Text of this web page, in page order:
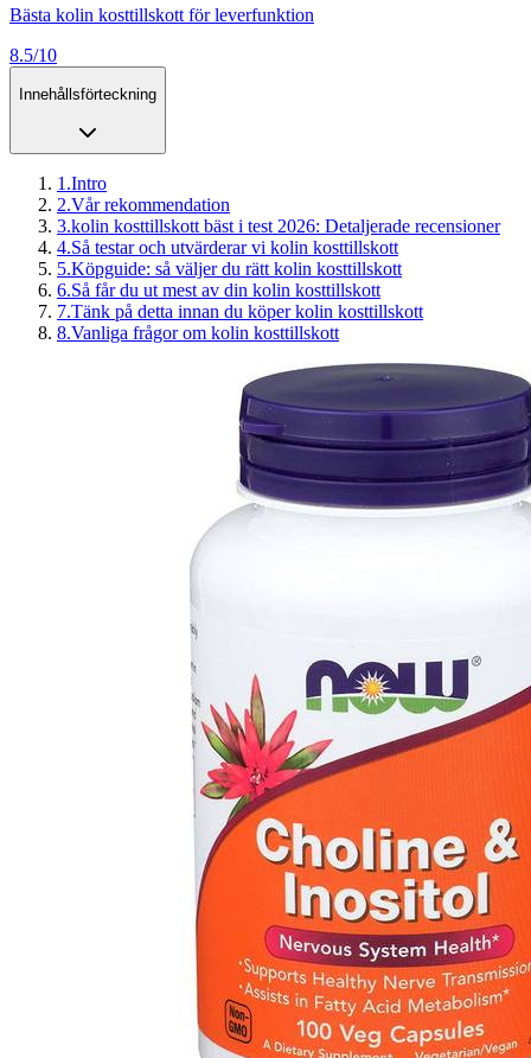
Bästa kolin kosttillskott för leverfunktion
8.5/10
Innehållsförteckning
1 .Intro
2.Vår rekommendation
3.kolin kosttillskott bäst i test 2026: Detaljerade recensioner
4.Så testar och utvärderar vi kolin kosttillskott
5.Köpguide: så väljer du rätt kolin kosttillskott
6.Så får du ut mest av din kolin kosttillskott
7.Tänk på detta innan du köper kolin kosttillskott
8.Vanliga frågor om kolin kosttillskott